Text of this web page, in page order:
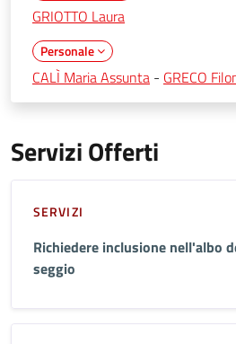
GRIOTTO Laura
Personale
CALÌ Maria Assunta - GRECO
Servizi Offerti
SERVIZI
Richiedere inclusione nell'albo
seggio